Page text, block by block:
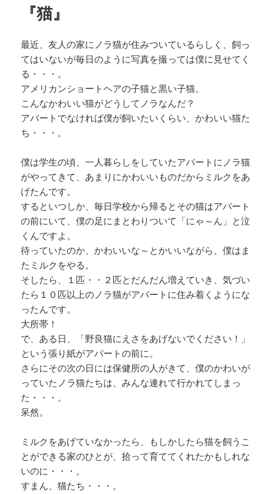
『猫』
最近、友人の家にノラ猫が住みついているらしく、飼っ
てはいないが毎日のように写真を撮っては僕に見せてく
る・・・。
アメリカンショートヘアの子猫と黒い子猫。
こんなかわいい猫がどうしてノラなんだ？
アパートでなければ僕が飼いたいくらい、かわいい猫た
ち・・・。
僕は学生の頃、一人暮らしをしていたアパートにノラ猫
がやってきて、あまりにかわいいものだからミルクをあ
げたんです。
するといつしか、毎日学校から帰るとその猫はアパート
の前にいて、僕の足にまとわりついて「にゃ～ん」と泣
くんですよ。
待っていたのか、かわいいな～とかいいながら、僕はま
たミルクをやる。
そしたら、１匹・・２匹とだんだん増えていき、気づい
たら１０匹以上のノラ猫がアパートに住み着くようにな
ったんです。
大所帯！
で、ある日、「野良猫にえさをあげないでください！」
という張り紙がアパートの前に。
さらにその次の日には保健所の人がきて、僕のかわいが
っていたノラ猫たちは、みんな連れて行かれてしまっ
た・・・。
呆然。
ミルクをあげていなかったら、もしかしたら猫を飼うこ
とができる家のひとが、拾って育ててくれたかもしれな
いのに・・・。
すまん、猫たち・・・。